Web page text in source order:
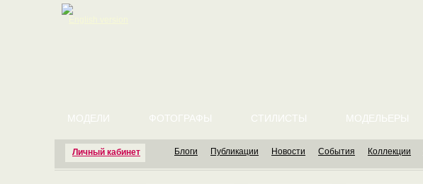
Личный кабинет
МОДЕЛИ ФОТОГРАФЫ СТИЛИСТЫ МОДЕЛЬЕРЫ
Блоги Публикации Новости События Коллекции